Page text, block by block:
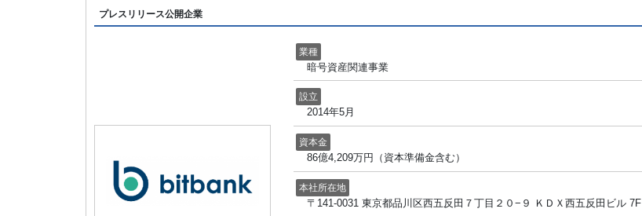
プレスリリース公開企業
業種
暗号資産関連事業
設立
2014年5月
資本金
86億4,209万円（資本準備金含む）
本社所在地
〒141-0031 東京都品川区西五反田７丁目２０−９ ＫＤＸ西五反田ビル 7F